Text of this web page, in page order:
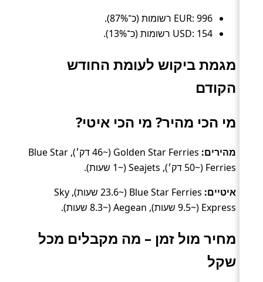
EUR: 996 רשומות (כ־87%).
USD: 154 רשומות (כ־13%).
מגמת ביקוש לעומת החודש
הקודם
מי הכי מהיר? מי הכי איטי?
מהירים:
Golden Star Ferries (~46 דק׳), Blue Star
Ferries (~50 דק׳), Seajets (~1 שעות).
איטיים:
Blue Star Ferries (~23.6 שעות), Sky
Express (~9.5 שעות), Aegean (~8.3 שעות).
מחיר מול זמן – מה מקבלים מכל
שקל